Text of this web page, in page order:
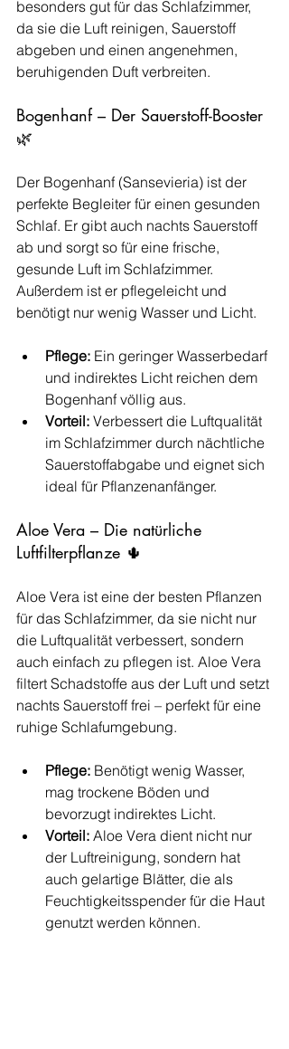
besonders gut für das Schlafzimmer,
da sie die Luft reinigen, Sauerstoff
abgeben und einen angenehmen,
beruhigenden Duft verbreiten.
Bogenhanf – Der Sauerstoff-Booster
🌿
Der Bogenhanf (Sansevieria) ist der
perfekte Begleiter für einen gesunden
Schlaf. Er gibt auch nachts Sauerstoff
ab und sorgt so für eine frische,
gesunde Luft im Schlafzimmer.
Außerdem ist er pflegeleicht und
benötigt nur wenig Wasser und Licht.
Pflege: Ein geringer Wasserbedarf
und indirektes Licht reichen dem
Bogenhanf völlig aus.
Vorteil: Verbessert die Luftqualität
im Schlafzimmer durch nächtliche
Sauerstoffabgabe und eignet sich
ideal für Pflanzenanfänger.
Aloe Vera – Die natürliche
Luftfilterpflanze 🌵
Aloe Vera ist eine der besten Pflanzen
für das Schlafzimmer, da sie nicht nur
die Luftqualität verbessert, sondern
auch einfach zu pflegen ist. Aloe Vera
filtert Schadstoffe aus der Luft und setzt
nachts Sauerstoff frei – perfekt für eine
ruhige Schlafumgebung.
Pflege: Benötigt wenig Wasser,
mag trockene Böden und
bevorzugt indirektes Licht.
Vorteil: Aloe Vera dient nicht nur
der Luftreinigung, sondern hat
auch gelartige Blätter, die als
Feuchtigkeitsspender für die Haut
genutzt werden können.